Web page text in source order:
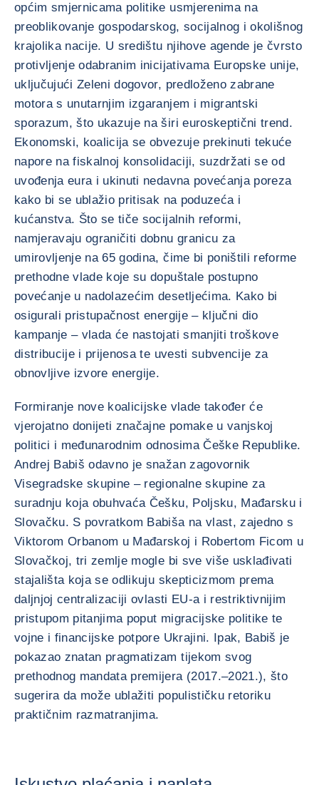
općim smjernicama politike usmjerenima na
preoblikovanje gospodarskog, socijalnog i okolišnog
krajolika nacije. U središtu njihove agende je čvrsto
protivljenje odabranim inicijativama Europske unije,
uključujući Zeleni dogovor, predloženo zabrane
motora s unutarnjim izgaranjem i migrantski
sporazum, što ukazuje na širi euroskeptični trend.
Ekonomski, koalicija se obvezuje prekinuti tekuće
napore na fiskalnoj konsolidaciji, suzdržati se od
uvođenja eura i ukinuti nedavna povećanja poreza
kako bi se ublažio pritisak na poduzeća i
kućanstva. Što se tiče socijalnih reformi,
namjeravaju ograničiti dobnu granicu za
umirovljenje na 65 godina, čime bi poništili reforme
prethodne vlade koje su dopuštale postupno
povećanje u nadolazećim desetljećima. Kako bi
osigurali pristupačnost energije – ključni dio
kampanje – vlada će nastojati smanjiti troškove
distribucije i prijenosa te uvesti subvencije za
obnovljive izvore energije.
Formiranje nove koalicijske vlade također će
vjerojatno donijeti značajne pomake u vanjskoj
politici i međunarodnim odnosima Češke Republike.
Andrej Babiš odavno je snažan zagovornik
Visegradske skupine – regionalne skupine za
suradnju koja obuhvaća Češku, Poljsku, Mađarsku i
Slovačku. S povratkom Babiša na vlast, zajedno s
Viktorom Orbanom u Mađarskoj i Robertom Ficom u
Slovačkoj, tri zemlje mogle bi sve više usklađivati
stajališta koja se odlikuju skepticizmom prema
daljnjoj centralizaciji ovlasti EU-a i restriktivnijim
pristupom pitanjima poput migracijske politike te
vojne i financijske potpore Ukrajini. Ipak, Babiš je
pokazao znatan pragmatizam tijekom svog
prethodnog mandata premijera (2017.–2021.), što
sugerira da može ublažiti populističku retoriku
praktičnim razmatranjima.